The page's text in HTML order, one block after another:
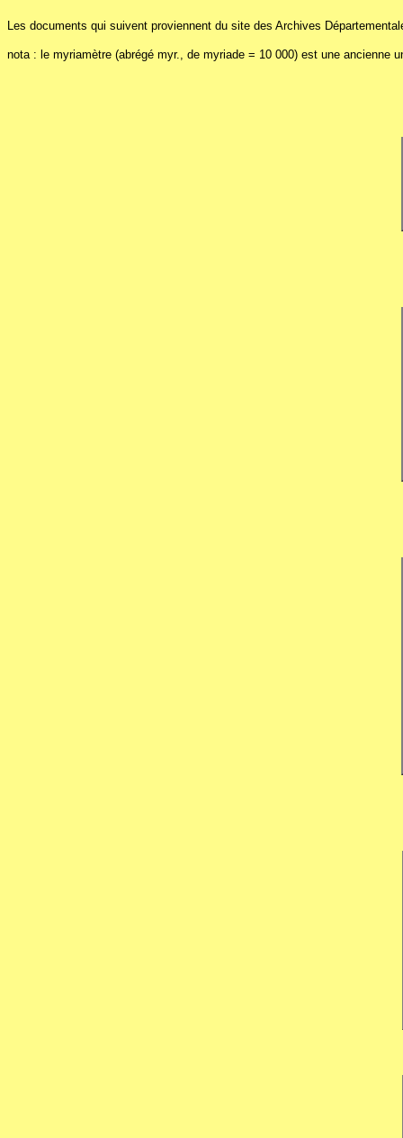
Les documents qui suivent proviennent du site des Archives
nota : le myriamètre (abrégé myr., de myriade = 10 000) est une ancienne